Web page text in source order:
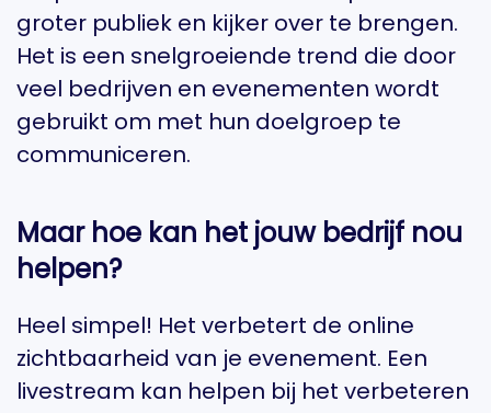
groter publiek en kijker over te brengen.
Het is een snelgroeiende trend die door
veel bedrijven en evenementen wordt
gebruikt om met hun doelgroep te
communiceren.
Maar hoe kan het jouw bedrijf nou
helpen?
Heel simpel! Het verbetert de online
zichtbaarheid van je evenement. Een
livestream kan helpen bij het verbeteren